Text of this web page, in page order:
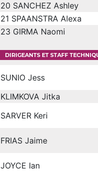
20 SANCHEZ Ashley
21 SPAANSTRA Alexa
23 GIRMA Naomi
DIRIGEANTS ET STAFF
SUNIO Jess
KLIMKOVA Jitka
SARVER Keri
FRIAS Jaime
JOYCE Ian